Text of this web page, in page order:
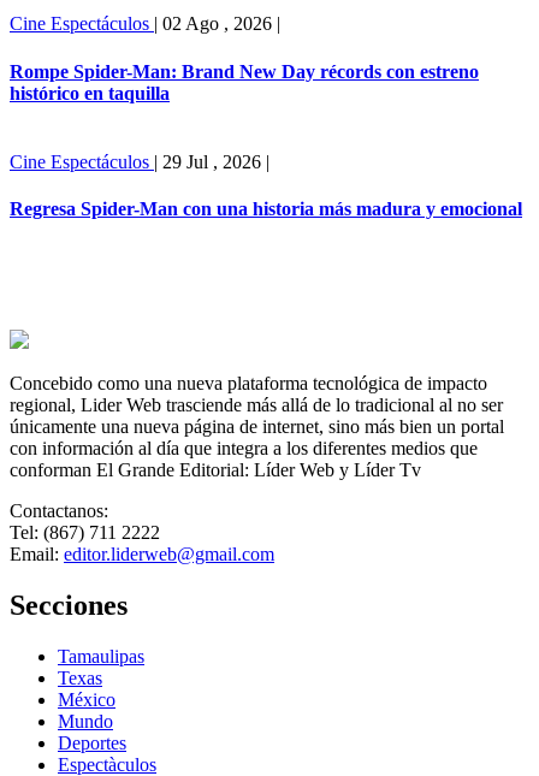
Cine Espectáculos | 02 Ago , 2026 |
Rompe Spider-Man: Brand New Day récords con estreno
histórico en taquilla
Cine Espectáculos | 29 Jul , 2026 |
Regresa Spider-Man con una historia más madura y emocional
Concebido como una nueva plataforma tecnológica de impacto
regional, Lider Web trasciende más allá de lo tradicional al no ser
únicamente una nueva página de internet, sino más bien un portal
con información al día que integra a los diferentes medios que
conforman El Grande Editorial: Líder Web y Líder Tv
Contactanos:
Tel: (867) 711 2222
Email: editor.liderweb@gmail.com
Secciones
Tamaulipas
Texas
México
Mundo
Deportes
Espectàculos